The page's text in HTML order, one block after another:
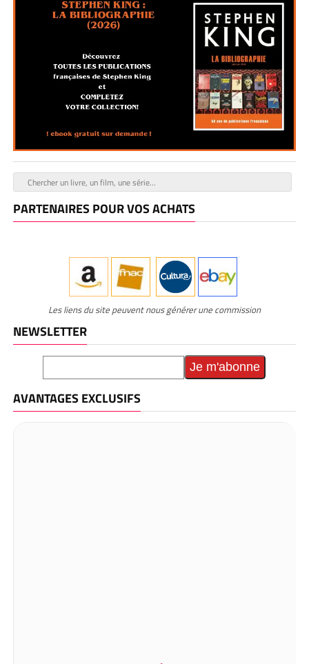
PARTENAIRES POUR VOS ACHATS
Les liens du site peuvent nous générer une commission
NEWSLETTER
AVANTAGES EXCLUSIFS